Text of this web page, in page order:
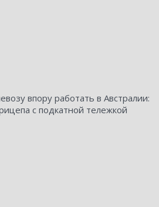
впору работать в Австралии:
с подкатной тележкой